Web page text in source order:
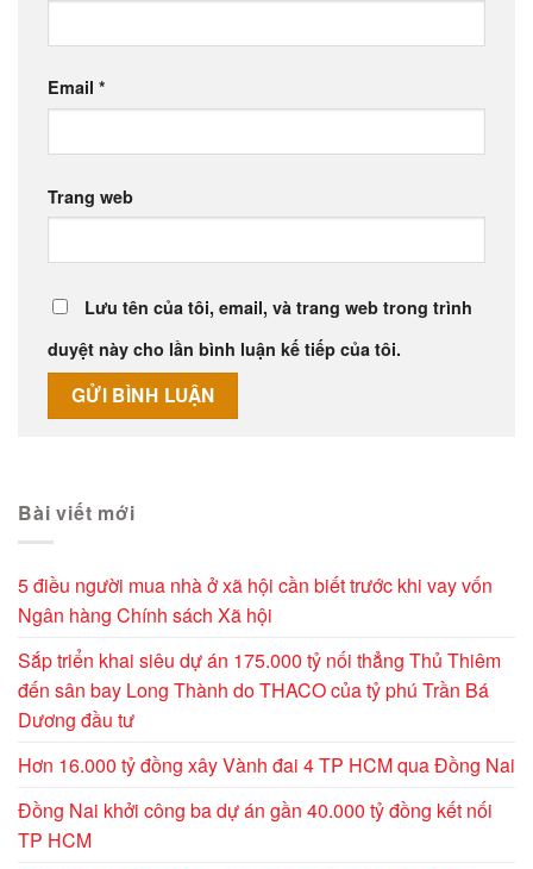
Email *
Trang web
Lưu tên của tôi, email, và trang web trong trình
duyệt này cho lần bình luận kế tiếp của tôi.
Bài viết mới
5 điều người mua nhà ở xã hội cần biết trước khi vay vốn
Ngân hàng Chính sách Xã hội
Sắp triển khai siêu dự án 175.000 tỷ nối thẳng Thủ Thiêm
đến sân bay Long Thành do THACO của tỷ phú Trần Bá
Dương đầu tư
Hơn 16.000 tỷ đồng xây Vành đai 4 TP HCM qua Đồng Nai
Đồng Nai khởi công ba dự án gần 40.000 tỷ đồng kết nối
TP HCM